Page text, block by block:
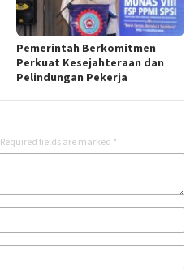
Pemerintah Berkomitmen
Perkuat Kesejahteraan dan
Pelindungan Pekerja
Required fields are marked *